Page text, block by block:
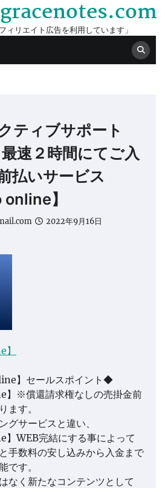
ィリエイト広告を利用しています」
ティブサポート
速２時間にてご入
払いサービス
online】
2022年9月16日
】セールスポイント◆
】※償還請求権なしの売掛金前
ます。
グサービスと違い、
】WEB完結にする事によって
手数料の安し込みから入金まで
です。
なく新たなコンテンツとして